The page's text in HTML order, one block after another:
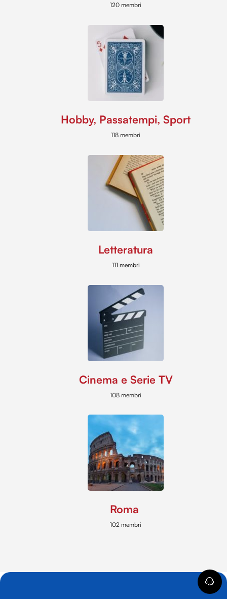
120 membri
Hobby, Passatempi, Sport
118 membri
Letteratura
111 membri
Cinema e Serie TV
108 membri
Roma
102 membri